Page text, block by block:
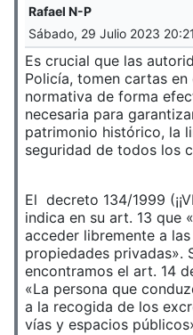
Rafael N-P
Sábado, 29 Julio 2023 20:21
Es crucial que las
Policía, tomen cartas
normativa de forma
necesaria para
patrimonio histórico, la
seguridad de todos los
El decreto 134/1999
indica en su art. 13 que
acceder libremente a
propiedades privadas».
encontramos el art. 14
«La persona que
a la recogida de los
vías y espacios